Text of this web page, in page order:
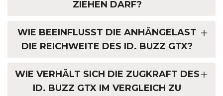
ZIEHEN DARF?
WIE BEEINFLUSST DIE ANHÄNGELAST
DIE REICHWEITE DES ID. BUZZ GTX?
WIE VERHÄLT SICH DIE ZUGKRAFT DES
ID. BUZZ GTX IM VERGLEICH ZU